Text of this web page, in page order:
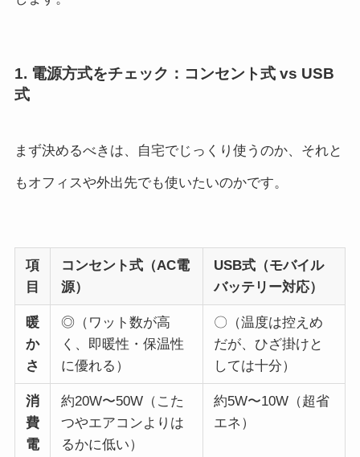
1. 電源方式をチェック：コンセント式 vs USB
式
まず決めるべきは、自宅でじっくり使うのか、それと
もオフィスや外出先でも使いたいのかです。
項
目
コンセント式（AC電
源）
USB式（モバイル
バッテリー対応）
暖
か
さ
◎（ワット数が高
く、即暖性・保温性
に優れる）
〇（温度は控えめ
だが、ひざ掛けと
しては十分）
消
費
電
約20W〜50W（こた
つやエアコンよりは
るかに低い）
約5W〜10W（超省
エネ）